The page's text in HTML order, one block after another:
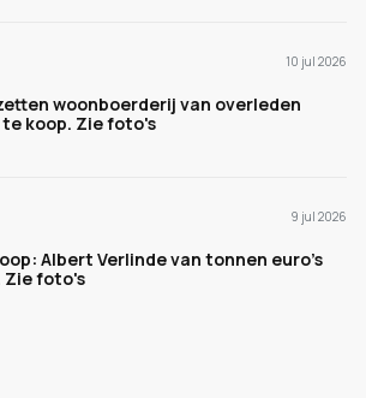
10 jul 2026
woonboerderij van overleden
koop. Zie foto's
9 jul 2026
Albert Verlinde van tonnen euro's
Zie foto's